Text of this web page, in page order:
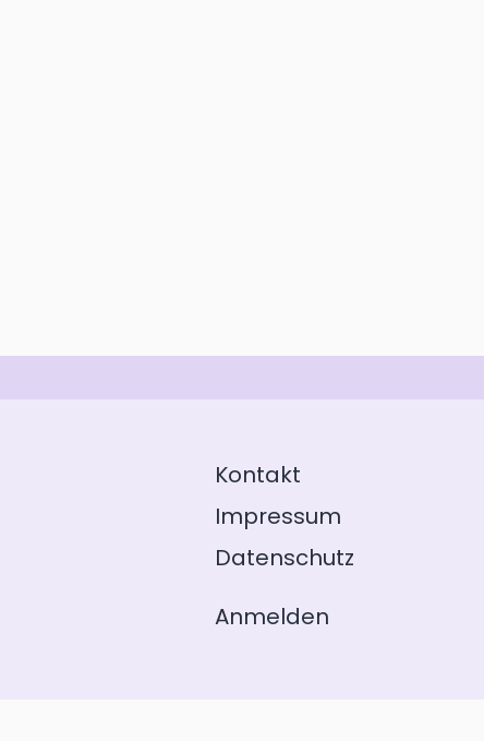
Kontakt
Impressum
Datenschutz
Anmelden